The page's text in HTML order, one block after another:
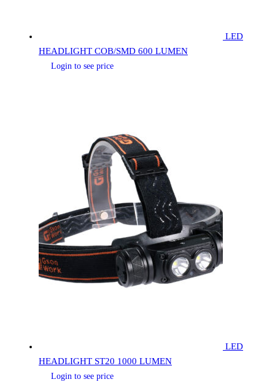
LED
HEADLIGHT COB/SMD 600 LUMEN
Login to see price
LED
HEADLIGHT ST20 1000 LUMEN
Login to see price